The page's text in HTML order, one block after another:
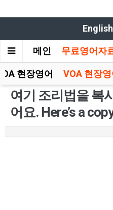
메인 무료영어자
현장영어 VOA 현장
여기 조리법을 복
어요. Here’s a